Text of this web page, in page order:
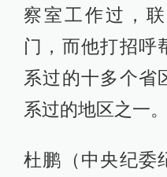
察室工作过，
门，而他打招呼
系过的十多个省
系过的地区之一。
杜鹏（中央纪委